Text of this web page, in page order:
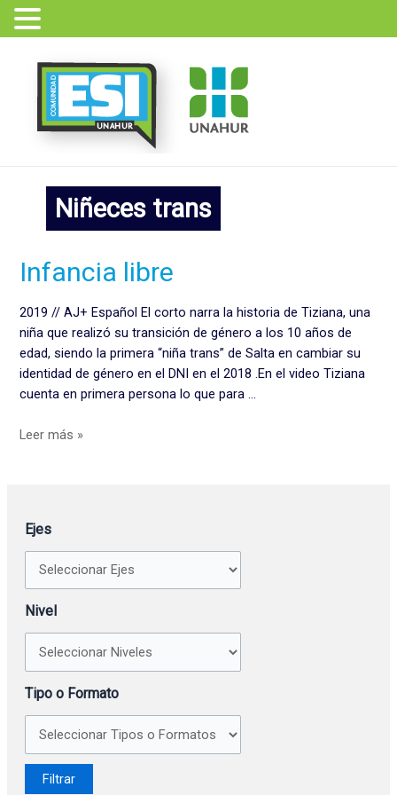
contenido
Ejes
Nivel
Tipo o Formato
Niñeces trans
Infancia libre
2019 // AJ+ Español El corto narra la historia de Tiziana, una
niña que realizó su transición de género a los 10 años de
edad, siendo la primera “niña trans” de Salta en cambiar su
identidad de género en el DNI en el 2018 .En el video Tiziana
cuenta en primera persona lo que para …
Infancia
libre
Leer más »